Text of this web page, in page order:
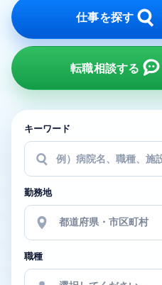
仕事を探す
転職相談する
キーワード
勤務地
職種